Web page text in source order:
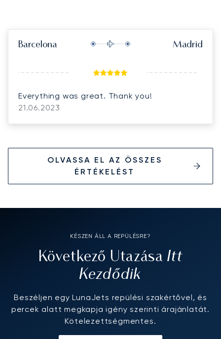
Barcelona Madrid
Everything was great. Thank you!
21.06.2023
OLVASSA EL AZ ÖSSZES
ÉRTÉKELÉST
KÉSZEN ÁLL A REPÜLÉSRE?
Következő Utazása Itt
Kezdődik
Beszéljen egy LunaJets repülési szakértővel, és
percek alatt megkapja igény szerinti árajánlatát.
Kötelezettségmentes.